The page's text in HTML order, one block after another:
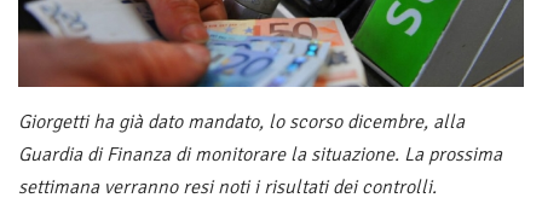
Giorgetti ha già dato mandato, lo scorso dicembre, alla
Guardia di Finanza di monitorare la situazione. La prossima
settimana verranno resi noti i risultati dei controlli.